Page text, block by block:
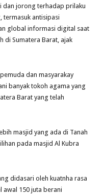
dan jorong terhadap prilaku
termasuk antisipasi
global informasi digital saat
di Sumatera Barat, ajak
dan masyarakay
banyak tokoh agama yang
Barat yang telah
masjid yang ada di Tanah
pada masjid Al Kubra
didasari oleh kuatnha rasa
awal 150 juta berani